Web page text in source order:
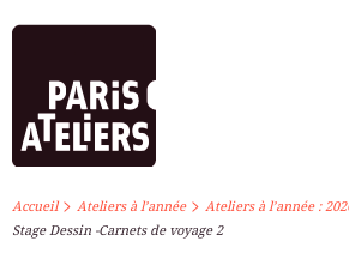
PARIS ATELIERS
Accueil> Ateliers à l’année> Ateliers à l’année :
Stage Dessin -Carnets de voyage 2